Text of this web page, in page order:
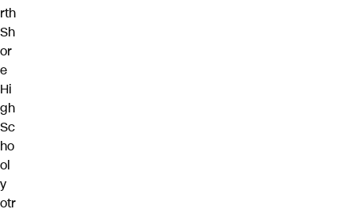
rth
Sh
or
e
Hi
gh
Sc
ho
ol
y
otr